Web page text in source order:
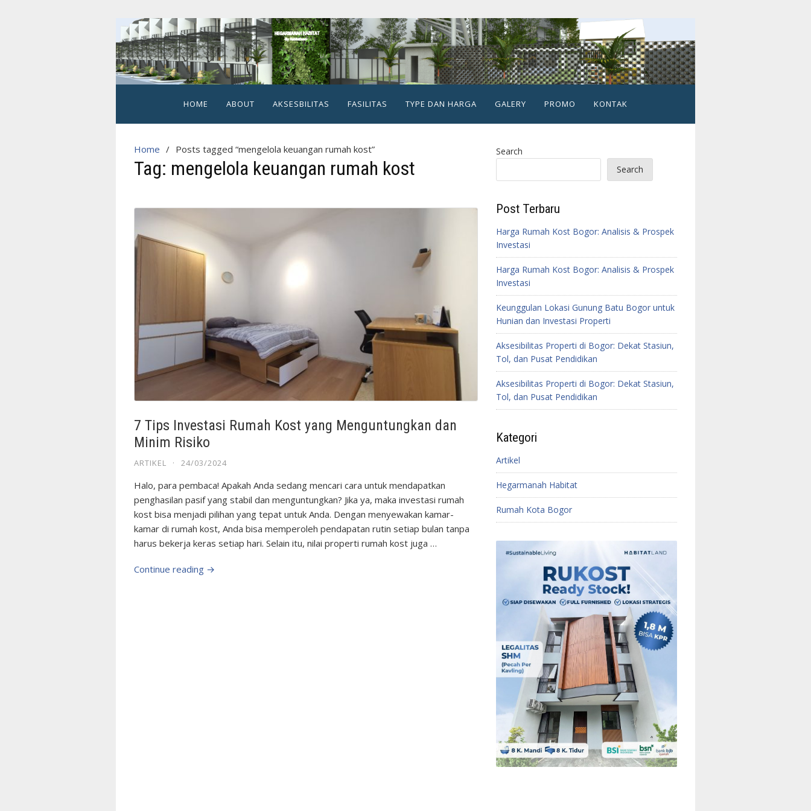
Hegarmanah
Habitat
Strategis
di
HOME ABOUT AKSESBILITAS FASILITAS TYPE DAN HARGA GALERY PROMO KONTAK
Home Posts tagged “mengelola keuangan rumah kost”
Tag: mengelola keuangan rumah kost
7 Tips Investasi Rumah Kost yang Menguntungkan dan
Minim Risiko
ARTIKEL · 24/03/2024
Halo, para pembaca! Apakah Anda sedang mencari cara untuk mendapatkan
penghasilan pasif yang stabil dan menguntungkan? Jika ya, maka investasi rumah
kost bisa menjadi pilihan yang tepat untuk Anda. Dengan menyewakan kamar-
kamar di rumah kost, Anda bisa memperoleh pendapatan rutin setiap bulan tanpa
harus bekerja keras setiap hari. Selain itu, nilai properti rumah kost juga …
Continue reading →
Search
Search
Post Terbaru
Harga Rumah Kost Bogor: Analisis & Prospek
Investasi
Harga Rumah Kost Bogor: Analisis & Prospek
Investasi
Keunggulan Lokasi Gunung Batu Bogor untuk
Hunian dan Investasi Properti
Aksesibilitas Properti di Bogor: Dekat Stasiun,
Tol, dan Pusat Pendidikan
Aksesibilitas Properti di Bogor: Dekat Stasiun,
Tol, dan Pusat Pendidikan
Kategori
Artikel
Hegarmanah Habitat
Rumah Kota Bogor